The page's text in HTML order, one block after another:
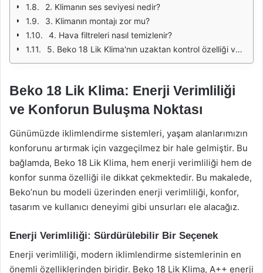
2. Klimanın ses seviyesi nedir?
3. Klimanın montajı zor mu?
4. Hava filtreleri nasıl temizlenir?
5. Beko 18 Lik Klima'nın uzaktan kontrol özelliği var mı?
Beko 18 Lik Klima: Enerji Verimliliği
ve Konforun Buluşma Noktası
Günümüzde iklimlendirme sistemleri, yaşam alanlarımızın
konforunu artırmak için vazgeçilmez bir hale gelmiştir. Bu
bağlamda, Beko 18 Lik Klima, hem enerji verimliliği hem de
konfor sunma özelliği ile dikkat çekmektedir. Bu makalede,
Beko’nun bu modeli üzerinden enerji verimliliği, konfor,
tasarım ve kullanıcı deneyimi gibi unsurları ele alacağız.
Enerji Verimliliği: Sürdürülebilir Bir Seçenek
Enerji verimliliği, modern iklimlendirme sistemlerinin en
önemli özelliklerinden biridir. Beko 18 Lik Klima, A++ enerji